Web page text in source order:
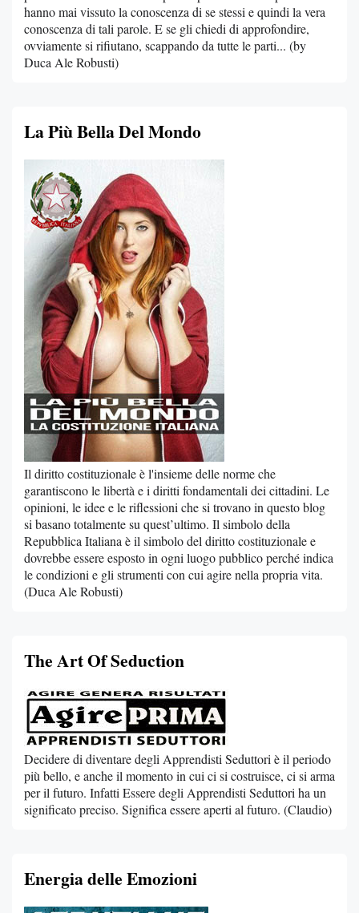
hanno mai vissuto la conoscenza di se stessi e quindi la vera
conoscenza di tali parole. E se gli chiedi di approfondire,
ovviamente si rifiutano, scappando da tutte le parti... (by
Duca Ale Robusti)
La Più Bella Del Mondo
Il diritto costituzionale è l'insieme delle norme che
garantiscono le libertà e i diritti fondamentali dei cittadini. Le
opinioni, le idee e le riflessioni che si trovano in questo blog
si basano totalmente su quest’ultimo. Il simbolo della
Repubblica Italiana è il simbolo del diritto costituzionale e
dovrebbe essere esposto in ogni luogo pubblico perché indica
le condizioni e gli strumenti con cui agire nella propria vita.
(Duca Ale Robusti)
The Art Of Seduction
Decidere di diventare degli Apprendisti Seduttori è il periodo
più bello, e anche il momento in cui ci si costruisce, ci si arma
per il futuro. Infatti Essere degli Apprendisti Seduttori ha un
significato preciso. Significa essere aperti al futuro. (Claudio)
Energia delle Emozioni